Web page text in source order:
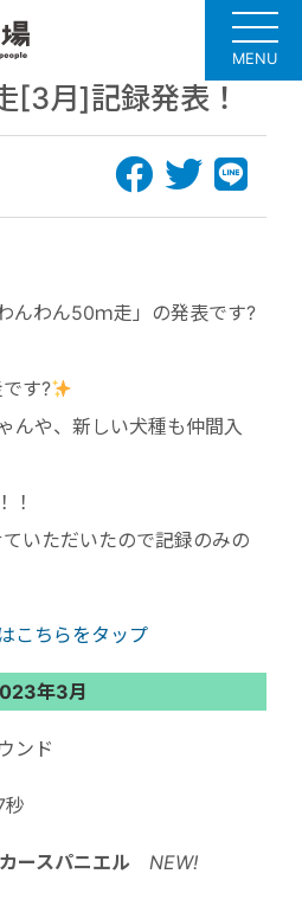
MENU
[3月]記録発表！
んわん50ｍ走」の発表です?
す?
んや、新しい犬種も仲間入
！
いただいたので記録のみの
こちらをタップ
年3月
ンド
ースパニエル NEW!